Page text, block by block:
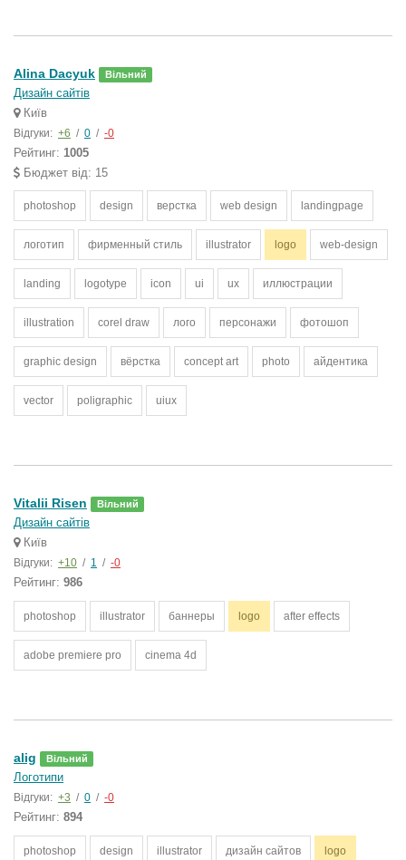
Alina Dacyuk Вільний
Дизайн сайтів
Київ
Відгуки: +6 / 0 / -0
Рейтинг: 1005
Бюджет від: 15
photoshop design верстка web design landingpage
логотип фирменный стиль illustrator logo web-design
landing logotype icon ui ux иллюстрации
illustration corel draw лого персонажи фотошоп
graphic design вёрстка concept art photo айдентика
vector poligraphic uiux
Vitalii Risen Вільний
Дизайн сайтів
Київ
Відгуки: +10 / 1 / -0
Рейтинг: 986
photoshop illustrator баннеры logo after effects
adobe premiere pro cinema 4d
alig Вільний
Логотипи
Відгуки: +3 / 0 / -0
Рейтинг: 894
photoshop design illustrator дизайн сайтов logo